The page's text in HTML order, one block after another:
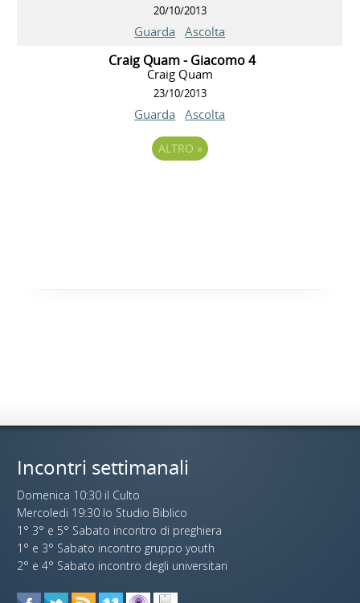
20/10/2013
Guarda Ascolta
Craig Quam - Giacomo 4
Craig Quam
23/10/2013
Guarda Ascolta
ALTRO »
Incontri settimanali
Domenica 10:30 il Culto
Mercoledi 19:30 lo Studio Biblico
1° 3° e 5° Sabato incontro di preghiera
1° e 3° Sabato incontro gruppo youth
2° e 4° Sabato incontro degli universitari